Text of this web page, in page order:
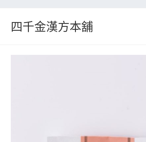
四千金漢方本舖